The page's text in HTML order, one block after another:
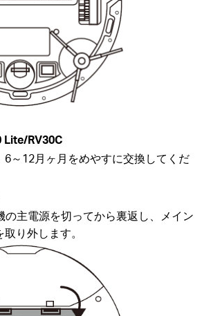
Lite/RV30C
6～12月ヶ月をめやすに交換してくだ
の主電源を切ってから裏返し、メイン
り外します。